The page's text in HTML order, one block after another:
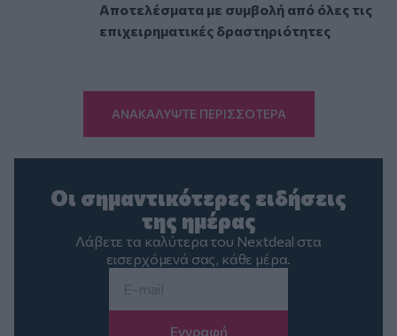
Αποτελέσματα με συμβολή από όλες τις
επιχειρηματικές δραστηριότητες
ΑΝΑΚΑΛΥΨΤΕ ΠΕΡΙΣΣΟΤΕΡΑ
Οι σημαντικότερες ειδήσεις
της ημέρας
Λάβετε τα καλύτερα του Nextdeal στα
εισερχόμενά σας, κάθε μέρα.